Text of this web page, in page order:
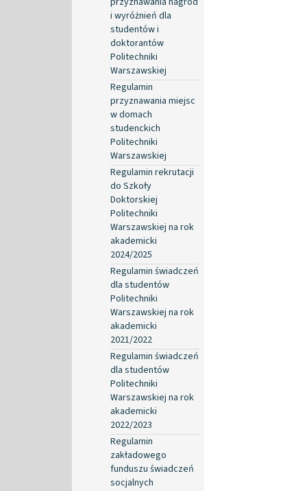
i wyróżnień dla
studentów i
doktorantów
Politechniki
Warszawskiej
Regulamin
przyznawania miejsc
w domach
studenckich
Politechniki
Warszawskiej
Regulamin rekrutacji
do Szkoły
Doktorskiej
Politechniki
Warszawskiej na rok
akademicki
2024/2025
Regulamin świadczeń
dla studentów
Politechniki
Warszawskiej na rok
akademicki
2021/2022
Regulamin świadczeń
dla studentów
Politechniki
Warszawskiej na rok
akademicki
2022/2023
Regulamin
zakładowego
funduszu świadczeń
socjalnych